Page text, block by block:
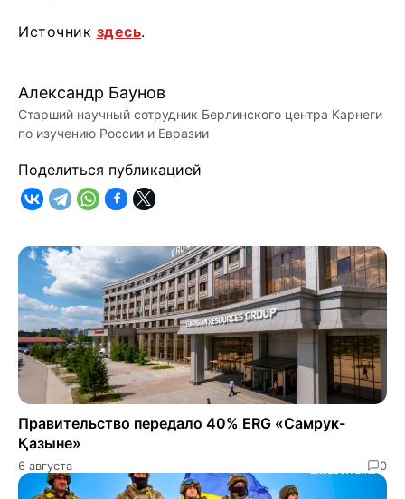
Источник здесь.
Александр Баунов
Старший научный сотрудник Берлинского центра Карнеги
по изучению России и Евразии
Поделиться публикацией
Правительство передало 40% ERG «Самрук-
Қазыне»
6 августа 0